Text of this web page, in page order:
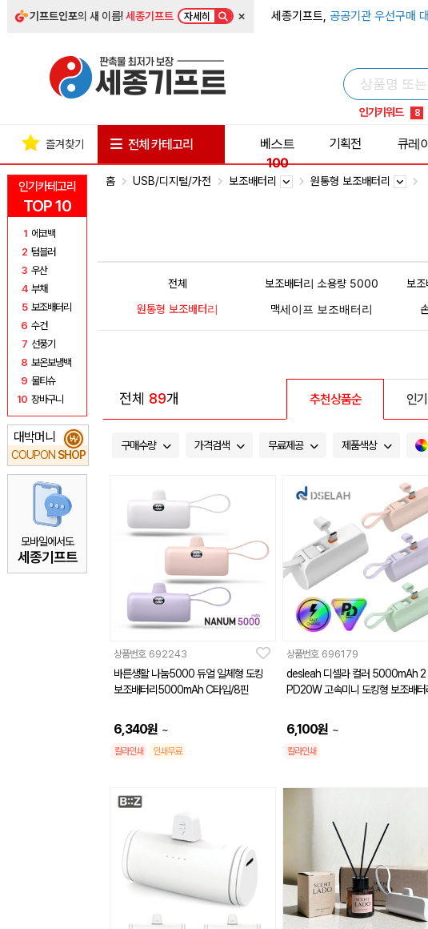
기프트인포의 새 이름!세종기프트 자세히 × 세종기프트, 공공기관 우선구매
인기키워드
8
9
10
1
인기카테고리
TOP 10
1 에코백
2 텀블러
3 우산
4 부채
5 보조배터리
6 수건
7 선풍기
8 보온보냉백
9 물티슈
10 장바구니
대박머니
COUPON SHOP
₩
모바일에서도
세종기프트
즐겨찾기 전체 카테고리
베스트
100
기획전 큐레
홈 USB/디지털/가전 보조배터리 원통형 보조배터리
전체 보조배터리 소용량 5000 보
원통형 보조배터리
맥세이프 보조배터리
전체 89개 추천상품순 인
구매수량 가격검색 무료제공 제품색상
상품번호 692243
바른생활 나눔5000 듀얼 일체형 도킹
보조배터리5000mAh C타입/8핀
6,340원 ~
칼라인쇄 인쇄무료
상품번호 696179
desleah 디셀라 컬러 5000mAh 2 In 1
PD20W 고속미니 도킹형 보조배터
6,100원 ~
칼라인쇄